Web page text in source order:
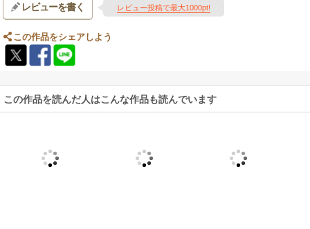
レビューを書く レビュー投稿で最大1000pt!
この作品をシェアしよう
この作品を読んだ人はこんな作品も読んでいます